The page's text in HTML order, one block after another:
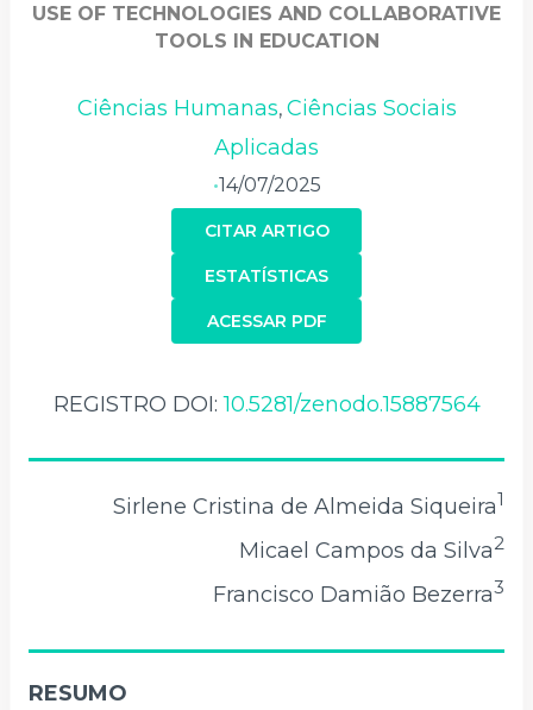
USE OF TECHNOLOGIES AND COLLABORATIVE
TOOLS IN EDUCATION
Ciências Humanas, Ciências Sociais
Aplicadas
•14/07/2025
CITAR ARTIGO
ACESSAR PDF
ESTATÍSTICAS
REGISTRO DOI:10.5281/zenodo.15887564
Sirlene Cristina de Almeida Siqueira1
Micael Campos da Silva2
Francisco Damião Bezerra3
RESUMO